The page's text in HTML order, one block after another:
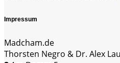
Impressum
Madcham.de
Thorsten Negro & Dr. Alex